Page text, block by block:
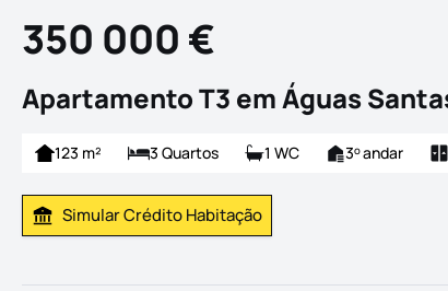
350 000 €
Apartamento T3 em Águas
123 m² 3 Quartos 1 WC 3oandar
Simular Prestação
Simular Crédito Habitação